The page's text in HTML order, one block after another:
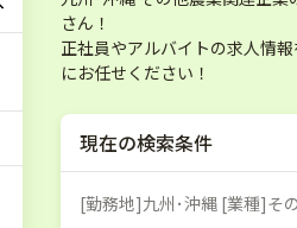
さん！
正社員やアルバイトの求人情
にお任せください！
現在の検索条件
[勤務地]九州･沖縄 [業種]そ